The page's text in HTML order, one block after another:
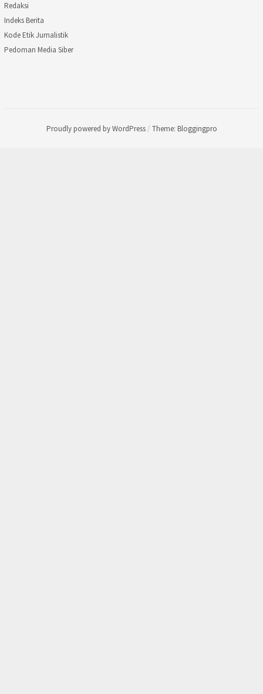
Redaksi
Indeks Berita
Kode Etik Jurnalistik
Pedoman Media Siber
Proudly powered by WordPress / Theme: Bloggingpro